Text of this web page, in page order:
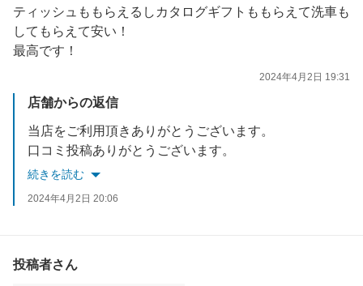
ティッシュももらえるしカタログギフトももらえて洗車も
してもらえて安い！
最高です！
2024年4月2日 19:31
店舗からの返信
当店をご利用頂きありがとうございます。
口コミ投稿ありがとうございます。
スムーズに車検を終えることができ良かったです('ω')
続きを読む
2024年4月2日 20:06
投稿者さん